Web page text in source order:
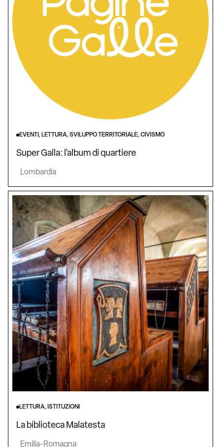
EVENTI, LETTURA, SVILUPPO TERRITORIALE, CIVISMO
Super Galla: l'album di quartiere
Lombardia
LETTURA, ISTITUZIONI
La biblioteca Malatesta
Emilia-Romagna